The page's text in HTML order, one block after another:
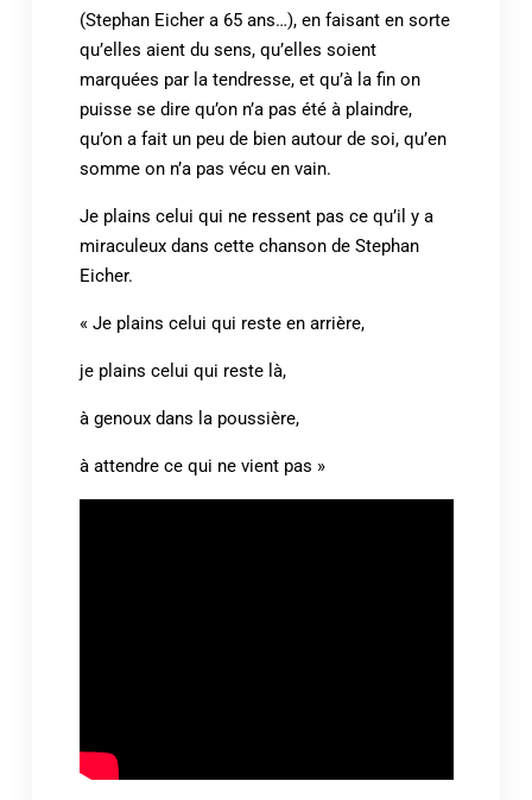
(Stephan Eicher a 65 ans…), en faisant en sorte
qu’elles aient du sens, qu’elles soient
marquées par la tendresse, et qu’à la fin on
puisse se dire qu’on n’a pas été à plaindre,
qu’on a fait un peu de bien autour de soi, qu’en
somme on n’a pas vécu en vain.
Je plains celui qui ne ressent pas ce qu’il y a
miraculeux dans cette chanson de Stephan
Eicher.
« Je plains celui qui reste en arrière,
je plains celui qui reste là,
à genoux dans la poussière,
à attendre ce qui ne vient pas »